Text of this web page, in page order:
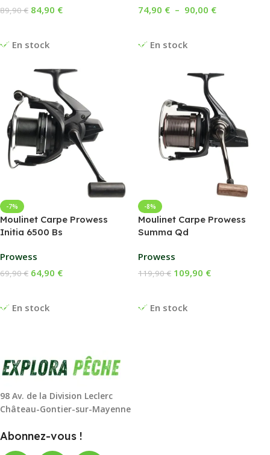
En stock
89,90€ 84,90 €
En stock
74,90 € – 90,00 €
-7%
Moulinet Carpe Prowess
Initia 6500 Bs
Prowess
En stock
69,90€ 64,90 €
-8%
Moulinet Carpe Prowess
Summa Qd
Prowess
En stock
119,90€ 109,90 €
98 Av. de la Division Leclerc
Château-Gontier-sur-Mayenne
Abonnez-vous !